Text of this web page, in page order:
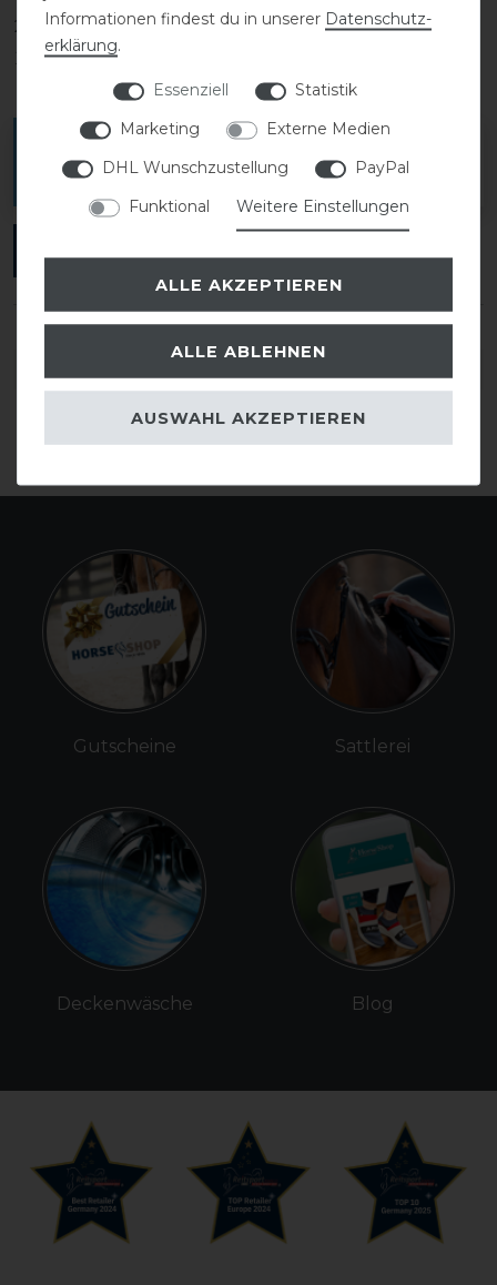
2
0
1
Melde dich an, um eine Kundenrezension zu
verfassen.
Gutscheine
Deckenwäsche
Sattlerei
Blog
Informationen findest du in unserer Daten­schutz­
erklärung.
Essenziell
Statistik
Marketing
Externe Medien
DHL Wunschzustellung
PayPal
Funktional
Weitere Einstellungen
ALLE AKZEPTIEREN
ALLE ABLEHNEN
AUSWAHL AKZEPTIEREN